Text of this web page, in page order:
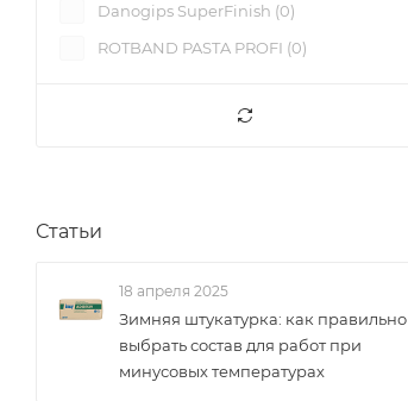
Danogips SuperFinish (0)
ROTBAND PASTA PROFI (0)
Статьи
18 апреля 2025
Зимняя штукатурка: как правильно
выбрать состав для работ при
минусовых температурах